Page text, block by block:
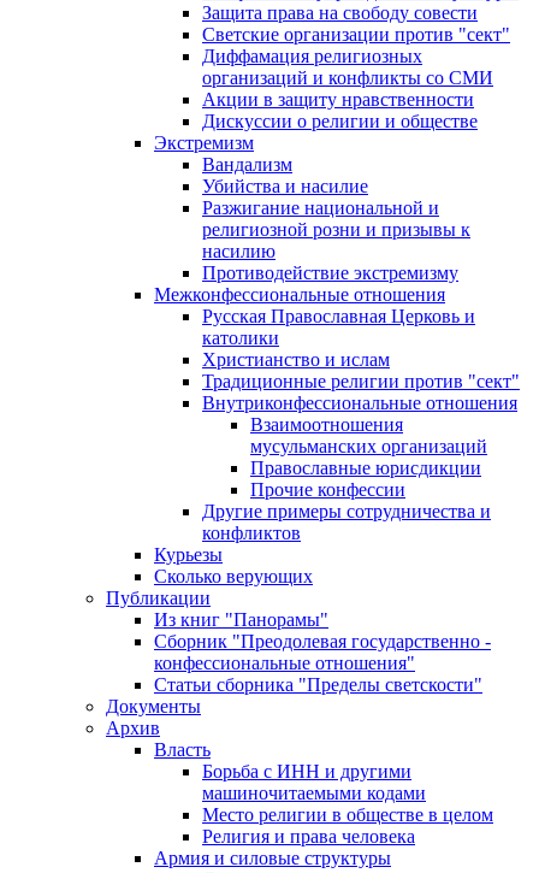
Защита права на свободу совести
Светские организации против "сект"
Диффамация религиозных
организаций и конфликты со СМИ
Акции в защиту нравственности
Дискуссии о религии и обществе
Экстремизм
Вандализм
Убийства и насилие
Разжигание национальной и
религиозной розни и призывы к
насилию
Противодействие экстремизму
Межконфессиональные отношения
Русская Православная Церковь и
католики
Христианство и ислам
Традиционные религии против "сект"
Внутриконфессиональные отношения
Взаимоотношения
мусульманских организаций
Православные юрисдикции
Прочие конфессии
Другие примеры сотрудничества и
конфликтов
Курьезы
Сколько верующих
Публикации
Из книг "Панорамы"
Сборник "Преодолевая государственно -
конфессиональные отношения"
Статьи сборника "Пределы светскости"
Документы
Архив
Власть
Борьба с ИНН и другими
машиночитаемыми кодами
Место религии в обществе в целом
Религия и права человека
Армия и силовые структуры